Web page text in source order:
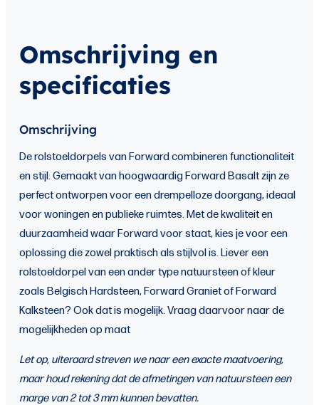
Omschrijving en
specificaties
Omschrijving
De rolstoeldorpels van Forward combineren functionaliteit
en stijl. Gemaakt van hoogwaardig Forward Basalt zijn ze
perfect ontworpen voor een drempelloze doorgang, ideaal
voor woningen en publieke ruimtes. Met de kwaliteit en
duurzaamheid waar Forward voor staat, kies je voor een
oplossing die zowel praktisch als stijlvol is. Liever een
rolstoeldorpel van een ander type natuursteen of kleur
zoals Belgisch Hardsteen, Forward Graniet of Forward
Kalksteen? Ook dat is mogelijk. Vraag daarvoor naar de
mogelijkheden op maat
Let op, uiteraard streven we naar een exacte maatvoering,
maar houd rekening dat de afmetingen van natuursteen een
marge van 2 tot 3 mm kunnen bevatten.